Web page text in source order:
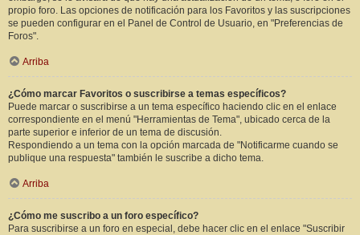
propio foro. Las opciones de notificación para los Favoritos y las suscripciones
se pueden configurar en el Panel de Control de Usuario, en "Preferencias de
Foros".
Arriba
¿Cómo marcar Favoritos o suscribirse a temas específicos?
Puede marcar o suscribirse a un tema específico haciendo clic en el enlace
correspondiente en el menú "Herramientas de Tema", ubicado cerca de la
parte superior e inferior de un tema de discusión.
Respondiendo a un tema con la opción marcada de "Notificarme cuando se
publique una respuesta" también le suscribe a dicho tema.
Arriba
¿Cómo me suscribo a un foro específico?
Para suscribirse a un foro en especial, debe hacer clic en el enlace "Suscribir